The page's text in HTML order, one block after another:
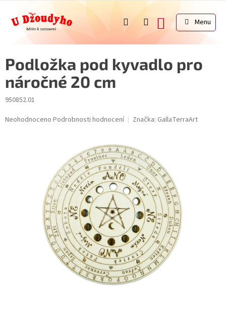
obsah
NÁKUPNÍ
KOŠÍK
Podložka pod kyvadlo pro
náročné 20 cm
950852.01
Průměrné
Neohodnoceno Podrobnosti hodnocení Značka: GallaTerraArt